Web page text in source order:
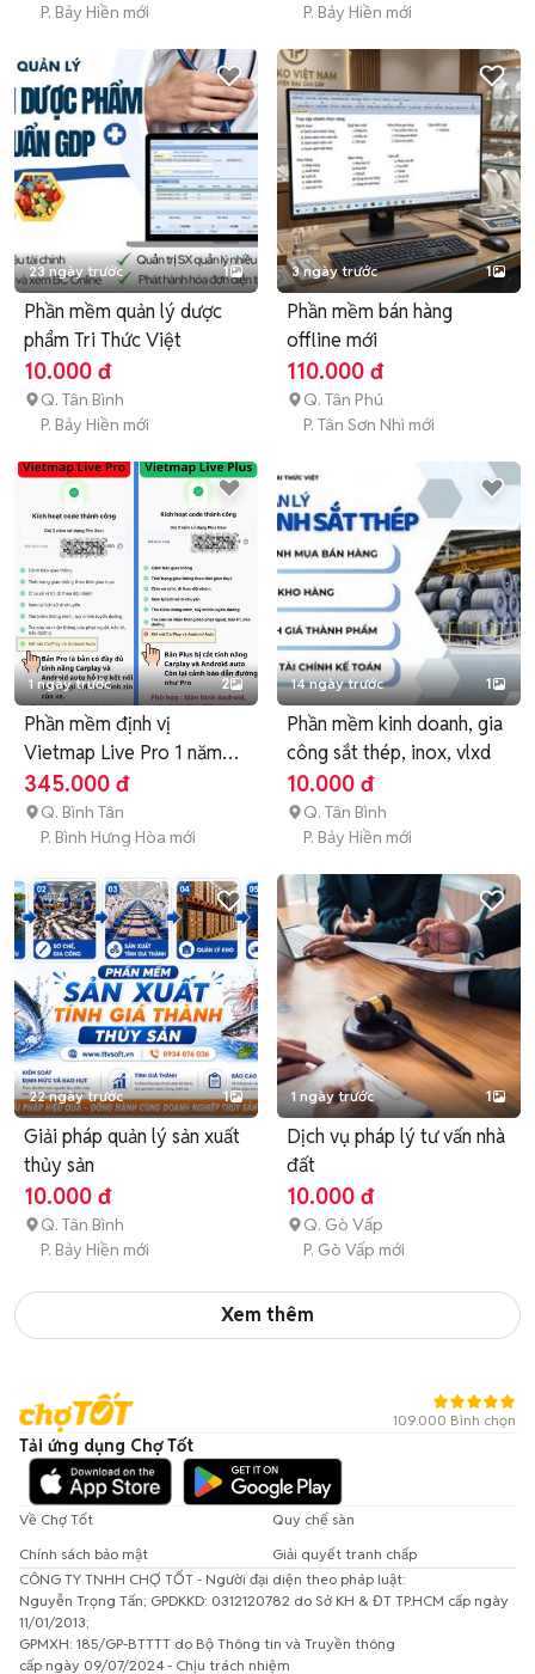
P. Bảy Hiền mới
P. Bảy Hiền mới
23 ngày trước 1
Phần mềm quản lý dược
phẩm Tri Thức Việt
10.000 đ
Q. Tân Bình
P. Bảy Hiền mới
3 ngày trước 1
Phần mềm bán hàng
offline mới
110.000 đ
Q. Tân Phú
P. Tân Sơn Nhì mới
1 ngày trước 2
Phần mềm định vị
Vietmap Live Pro 1 năm
345k
345.000 đ
Q. Bình Tân
P. Bình Hưng Hòa mới
14 ngày trước 1
Phần mềm kinh doanh, gia
công sắt thép, inox, vlxd
10.000 đ
Q. Tân Bình
P. Bảy Hiền mới
22 ngày trước 1
Giải pháp quản lý sản xuất
thủy sản
10.000 đ
Q. Tân Bình
P. Bảy Hiền mới
1 ngày trước 1
Dịch vụ pháp lý tư vấn nhà
đất
10.000 đ
Q. Gò Vấp
P. Gò Vấp mới
Xem thêm
109.000 Bình chọn
Tải ứng dụng Chợ Tốt
Về Chợ Tốt
Quy chế sàn
Chính sách bảo mật
Giải quyết tranh chấp
CÔNG TY TNHH CHỢ TỐT - Người đại diện theo pháp luật:
Nguyễn Trọng Tấn; GPDKKD: 0312120782 do Sở KH & ĐT TP.HCM cấp ngày
11/01/2013;
GPMXH: 185/GP-BTTTT do Bộ Thông tin và Truyền thông
cấp ngày 09/07/2024 - Chịu trách nhiệm